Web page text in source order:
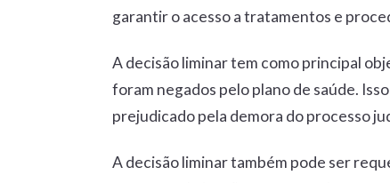
garantir o acesso a tratamentos e
A decisão liminar tem como principal
foram negados pelo plano de saúde.
prejudicado pela demora do processo
A decisão liminar também pode ser